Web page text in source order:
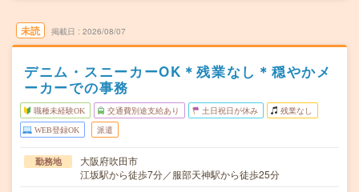
未読 掲載日 2026/08/07
デニム・スニーカーOK＊残業なし＊穏やかメ
ーカーでの事務
職種未経験OK 交通費別途支給あり 土日祝日が休み 残業なし
WEB登録OK 派遣
勤務地
大阪府吹田市
江坂駅から徒歩7分／服部天神駅から徒歩25分